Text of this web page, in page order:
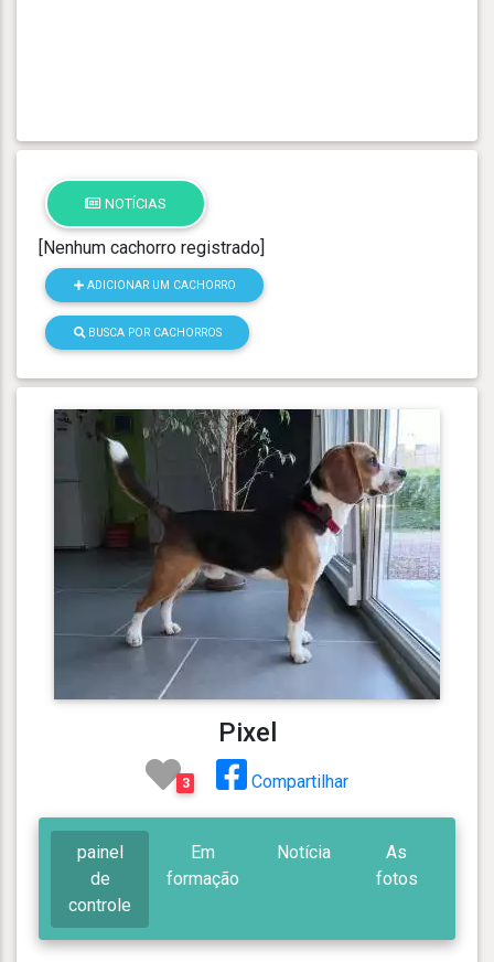
NOTÍCIAS
[Nenhum cachorro registrado]
ADICIONAR UM CACHORRO
BUSCA POR CACHORROS
Pixel
3 Compartilhar
painel
de
controle
Em
formação
Notícia
As
fotos